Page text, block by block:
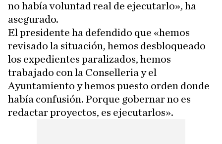
no había voluntad real de ejecutarlo», ha
asegurado.
El presidente ha defendido que «hemos
revisado la situación, hemos desbloqueado
los expedientes paralizados, hemos
trabajado con la Conselleria y el
Ayuntamiento y hemos puesto orden donde
había confusión. Porque gobernar no es
redactar proyectos, es ejecutarlos».